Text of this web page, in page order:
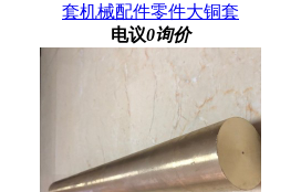
套机械配件零件大铜套
电议0询价